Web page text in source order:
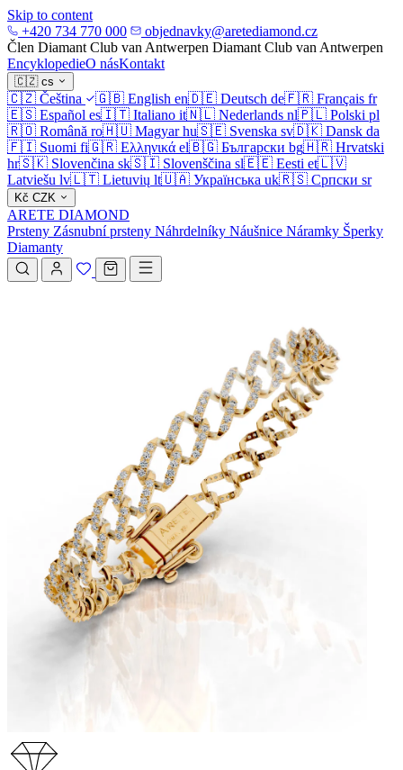
Skip to content
+420 734 770 000
objednavky@aretediamond.cz
Člen Diamant Club van Antwerpen Diamant Club van Antwerpen
EncyklopedieO násKontakt
🇨🇿 cs
🇨🇿 Čeština 🇬🇧 English en🇩🇪 Deutsch de🇫🇷 Français fr
🇪🇸 Español es🇮🇹 Italiano it🇳🇱 Nederlands nl🇵🇱 Polski pl
🇷🇴 Română ro🇭🇺 Magyar hu🇸🇪 Svenska sv🇩🇰 Dansk da
🇫🇮 Suomi fi🇬🇷 Ελληνικά el🇧🇬 Български bg🇭🇷 Hrvatski
hr🇸🇰 Slovenčina sk🇸🇮 Slovenščina sl🇪🇪 Eesti et🇱🇻
Latviešu lv🇱🇹 Lietuvių lt🇺🇦 Українська uk🇷🇸 Српски sr
Kč CZK
ARETE DIAMOND
Prsteny Zásnubní prsteny Náhrdelníky Náušnice Náramky Šperky
Diamanty